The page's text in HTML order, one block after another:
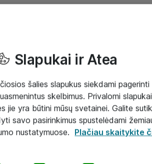
Slapukai ir Atea
šalies slapukus siekdami
skelbimus. Privalomi
jie yra būtini mūsų svetainei. Galite
savo pasirinkimus spustelėdami
nustatymuose.
Plačiau skaitykite